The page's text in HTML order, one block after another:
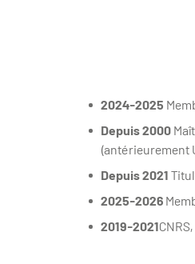
2024-2025
Depuis 2000
(antérieurement
Depuis 2021
2025-2026
2019-2021